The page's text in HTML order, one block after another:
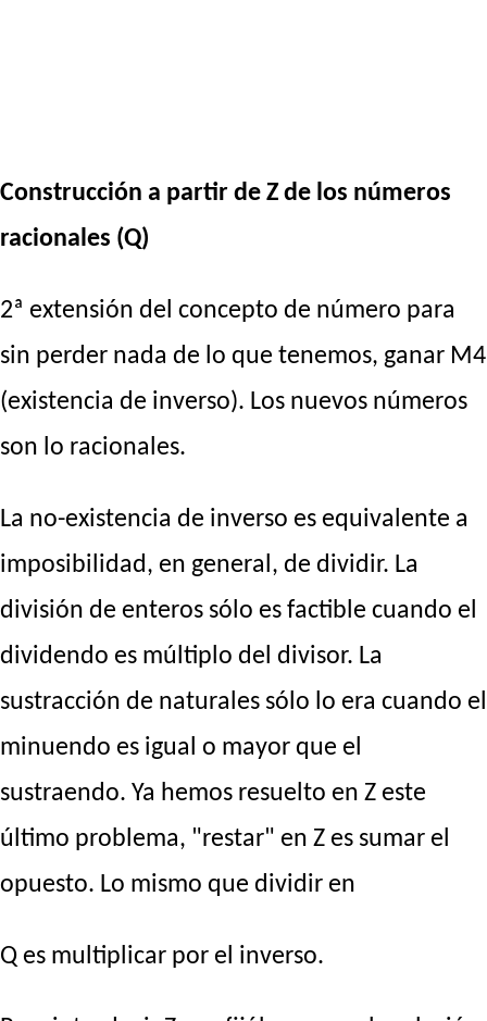
Construcción a partir de Z de los números
racionales (Q)
2ª extensión del concepto de número para
sin perder nada de lo que tenemos, ganar M4
(existencia de inverso). Los nuevos números
son lo racionales.
La no-existencia de inverso es equivalente a
imposibilidad, en general, de dividir. La
división de enteros sólo es factible cuando el
dividendo es múltiplo del divisor. La
sustracción de naturales sólo lo era cuando el
minuendo es igual o mayor que el
sustraendo. Ya hemos resuelto en Z este
último problema, "restar" en Z es sumar el
opuesto. Lo mismo que dividir en
Q es multiplicar por el inverso.